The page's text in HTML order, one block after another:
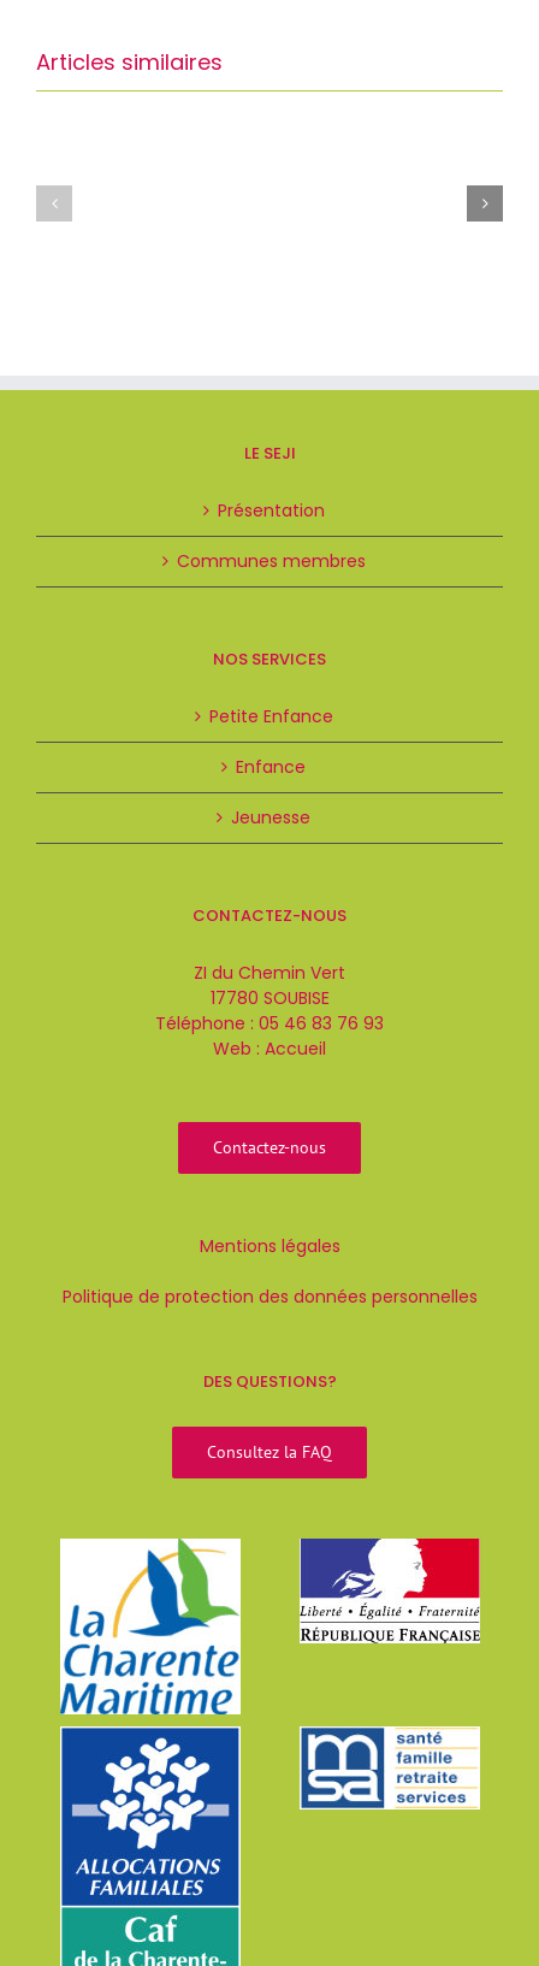
Articles similaires
LE SEJI
Présentation
Communes membres
NOS SERVICES
Petite Enfance
Enfance
Jeunesse
CONTACTEZ-NOUS
ZI du Chemin Vert
17780 SOUBISE
Téléphone : 05 46 83 76 93
Web : Accueil
Contactez-nous
Mentions légales
Politique de protection des données personnelles
DES QUESTIONS?
Consultez la FAQ